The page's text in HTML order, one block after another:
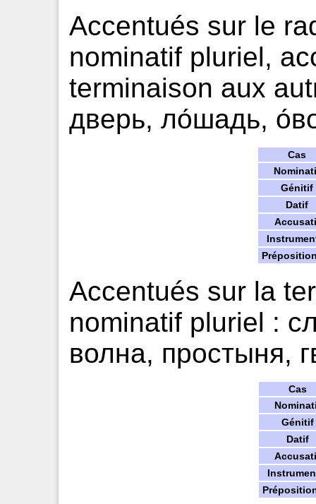
Accentués sur le
nominatif pluriel,
terminaison aux
дверь, ло́шадь,
Cas
Génitif
Datif
Accentués sur la
nominatif pluriel :
волна, простыня,
Cas
Génitif
Datif